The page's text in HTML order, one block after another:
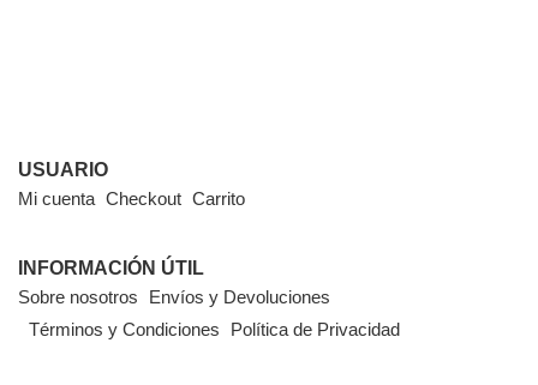
USUARIO
Mi cuenta Checkout Carrito
INFORMACIÓN ÚTIL
Sobre nosotros
Envíos y Devoluciones
Términos y Condiciones
Política de Privacidad